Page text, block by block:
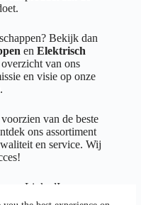
Bekijk dan
enElektrisch
van ons
en visie op onze
van de beste
ons assortiment
en service. Wij
LinkedIn